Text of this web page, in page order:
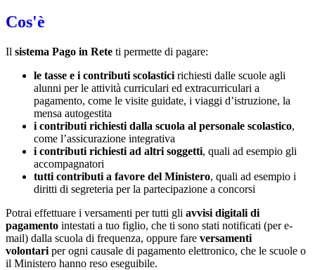
Cos'è
Il sistema Pago in Rete ti permette di pagare:
le tasse e i contributi scolastici richiesti dalle scuole agli
alunni per le attività curriculari ed extracurriculari a
pagamento, come le visite guidate, i viaggi d’istruzione, la
mensa autogestita
i contributi richiesti dalla scuola al personale scolastico,
come l’assicurazione integrativa
i contributi richiesti ad altri soggetti, quali ad esempio gli
accompagnatori
tutti contributi a favore del Ministero, quali ad esempio i
diritti di segreteria per la partecipazione a concorsi
Potrai effettuare i versamenti per tutti gli avvisi digitali di
pagamento intestati a tuo figlio, che ti sono stati notificati (per e-
mail) dalla scuola di frequenza, oppure fare versamenti
volontari per ogni causale di pagamento elettronico, che le scuole o
il Ministero hanno reso eseguibile.